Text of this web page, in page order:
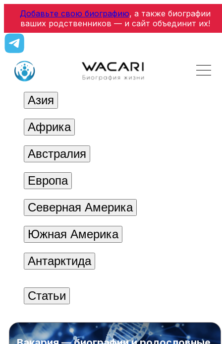
Добавьте свою биографию, а также биографии
ваших родственников — и сайт объединит их!
Азия
Африка
Австралия
Европа
Северная Америка
Южная Америка
Антарктида
Статьи